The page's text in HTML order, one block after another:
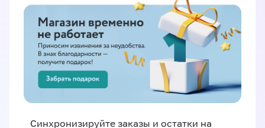
Синхронизируйте заказы и остатки на